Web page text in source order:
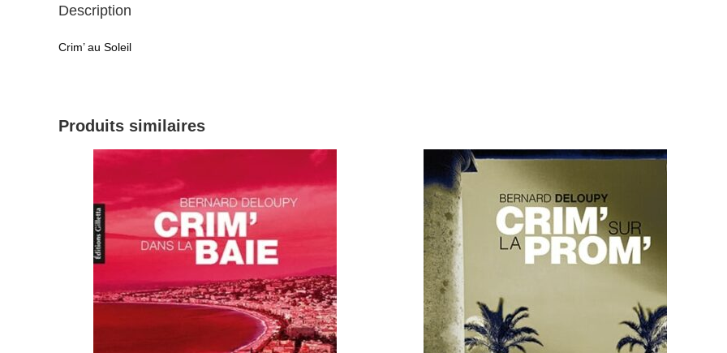
Description
Crim’ au Soleil
Produits similaires